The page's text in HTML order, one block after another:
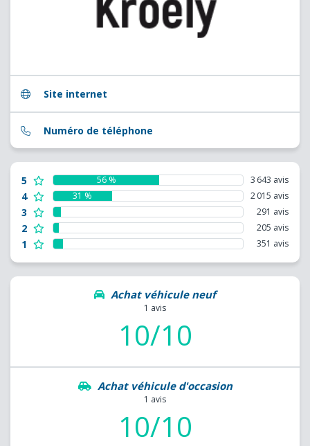
Site internet
Numéro de téléphone
5 56 % 3 643 avis
4 31 % 2 015 avis
3 291 avis
2 205 avis
1 351 avis
Achat véhicule neuf
1 avis
10/10
Achat véhicule d'occasion
1 avis
10/10